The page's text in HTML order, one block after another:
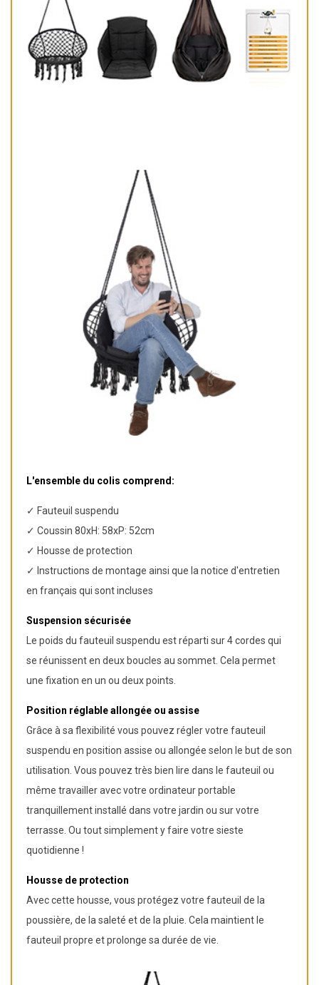
L'ensemble du colis comprend:
✓ Fauteuil suspendu
✓ Coussin 80xH: 58xP: 52cm
✓ Housse de protection
✓ Instructions de montage ainsi que la notice d'entretien
en français qui sont incluses
Suspension sécurisée
Le poids du fauteuil suspendu est réparti sur 4 cordes qui
se réunissent en deux boucles au sommet. Cela permet
une fixation en un ou deux points.
Position réglable allongée ou assise
Grâce à sa flexibilité vous pouvez régler votre fauteuil
suspendu en position assise ou allongée selon le but de son
utilisation. Vous pouvez très bien lire dans le fauteuil ou
même travailler avec votre ordinateur portable
tranquillement installé dans votre jardin ou sur votre
terrasse. Ou tout simplement y faire votre sieste
quotidienne !
Housse de protection
Avec cette housse, vous protégez votre fauteuil de la
poussière, de la saleté et de la pluie. Cela maintient le
fauteuil propre et prolonge sa durée de vie.